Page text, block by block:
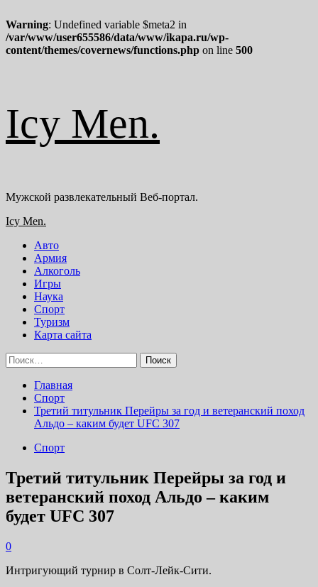
Warning: Undefined variable $meta2 in
/var/www/user655586/data/www/ikapa.ru/wp-
content/themes/covernews/functions.php on line 500
содержимому
Icy Men.
Мужской развлекательный Веб-портал.
Основное
Icy Men.
Авто
Армия
Алкоголь
Игры
Наука
Спорт
Туризм
Карта сайта
Найти:
Главная
Спорт
Третий титульник Перейры за год и ветеранский поход
Альдо – каким будет UFC 307
Спорт
Третий титульник Перейры за год и
ветеранский поход Альдо – каким
будет UFC 307
0
Интригующий турнир в Солт-Лейк-Сити.